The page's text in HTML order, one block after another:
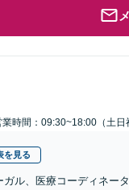
業時間：09:30~18:00（土日
を見る
ル、医療コーディネー